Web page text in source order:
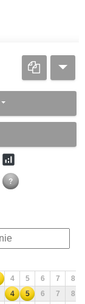
analytics
?
4 5 6 7
8
4 5 6 7
8